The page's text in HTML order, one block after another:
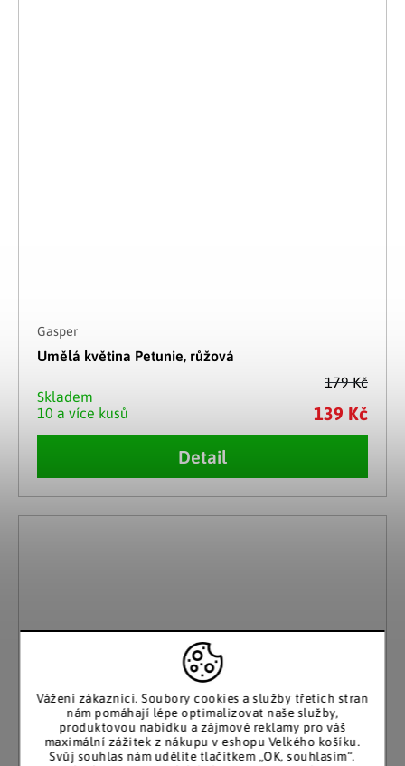
Vážení zákazníci. Soubory cookies a služby třetích stran
nám pomáhají lépe optimalizovat naše služby,
produktovou nabídku a zájmové reklamy pro váš
maximální zážitek z nákupu v eshopu Velkého košíku.
Svůj souhlas nám udělíte tlačítkem „OK, souhlasím“.
179 Kč
Gasper
Umělá květina Petunie, růžová
Skladem
10 a více kusů
139 Kč
Detail